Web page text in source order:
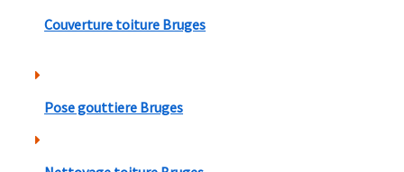
Couverture toiture Bruges
Pose gouttiere Bruges